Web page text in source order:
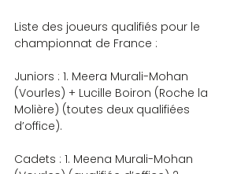
Liste des joueurs qualifiés pour le
championnat de France :
Juniors : 1. Meera Murali-Mohan
(Vourles) + Lucille Boiron (Roche la
Molière) (toutes deux qualifiées
d’office).
Cadets : 1. Meena Murali-Mohan